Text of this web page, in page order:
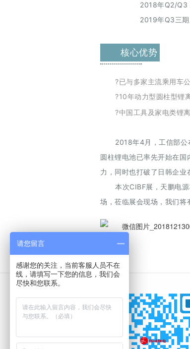
2018年Q2/Q3 二
2019年Q3三期启
核心优势
?已与多家主流乘用车
?10年动力型圆柱型锂
?中国工具及家电类锂
2018年4月，工信部公
圆柱锂电池已率先开始在
力，同时也打破了日韩企业
本次CIBF展，天鹏电
场，莅临展会现场，我们将
请您留言
感谢您的关注，当前客服人员不在
线，请填写一下您的信息，我们会
尽快和您联系。